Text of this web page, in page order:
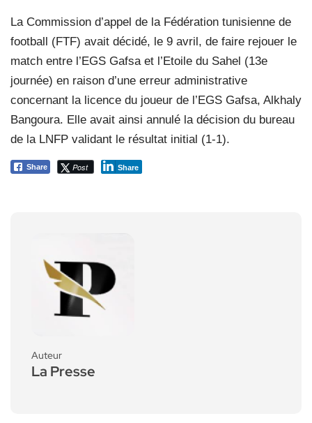
La Commission d’appel de la Fédération tunisienne de
football (FTF) avait décidé, le 9 avril, de faire rejouer le
match entre l’EGS Gafsa et l’Etoile du Sahel (13e
journée) en raison d’une erreur administrative
concernant la licence du joueur de l’EGS Gafsa, Alkhaly
Bangoura. Elle avait ainsi annulé la décision du bureau
de la LNFP validant le résultat initial (1-1).
Share Post Share
Auteur
La Presse